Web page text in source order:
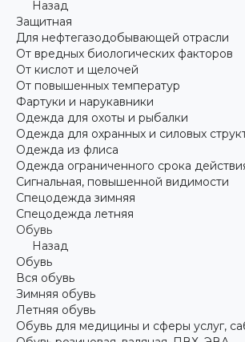
Назад
Защитная
Для нефтегазодобывающей отрасли
От вредных биологических факторов
От кислот и щелочей
От повышенных температур
Фартуки и нарукавники
Одежда для охоты и рыбалки
Одежда для охранных и силовых
Одежда из флиса
Одежда ограниченного срока
Сигнальная, повышенной видимости
Спецодежда зимняя
Спецодежда летняя
Обувь
Назад
Обувь
Вся обувь
Зимняя обувь
Летняя обувь
Обувь для медицины и сферы услуг,